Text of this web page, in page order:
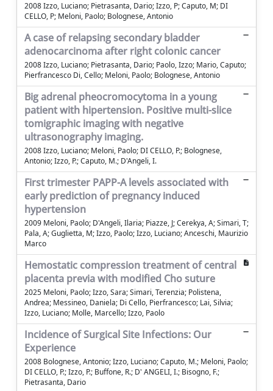
2008 Izzo, Luciano; Pietrasanta, Dario; Izzo, P; Caputo, M; DI
CELLO, P; Meloni, Paolo; Bolognese, Antonio
A case of relapsing secondary bladder
adenocarcinoma after right colonic cancer
2008 Izzo, Luciano; Pietrasanta, Dario; Paolo, Izzo; Mario, Caputo;
Pierfrancesco Di, Cello; Meloni, Paolo; Bolognese, Antonio
Big adrenal pheocromocytoma in a young
patient with hipertension. Positive multi-slice
tomigraphic imaging with negative
ultrasonography imaging.
2008 Izzo, Luciano; Meloni, Paolo; DI CELLO, P.; Bolognese,
Antonio; Izzo, P.; Caputo, M.; D'Angeli, I.
First trimester PAPP-A levels associated with
early prediction of pregnancy induced
hypertension
2009 Meloni, Paolo; D'Angeli, Ilaria; Piazze, J; Cerekya, A; Simari, T;
Pala, A; Guglietta, M; Izzo, Paolo; Izzo, Luciano; Anceschi, Maurizio
Marco
Hemostatic compression treatment of central
placenta previa with modified Cho suture
2025 Meloni, Paolo; Izzo, Sara; Simari, Terenzia; Polistena,
Andrea; Messineo, Daniela; Di Cello, Pierfrancesco; Lai, Silvia;
Izzo, Luciano; Molle, Marcello; Izzo, Paolo
Incidence of Surgical Site Infections: Our
Experience
2008 Bolognese, Antonio; Izzo, Luciano; Caputo, M.; Meloni, Paolo;
DI CELLO, P.; Izzo, P.; Buffone, R.; D' ANGELI, I.; Bisogno, F.;
Pietrasanta, Dario